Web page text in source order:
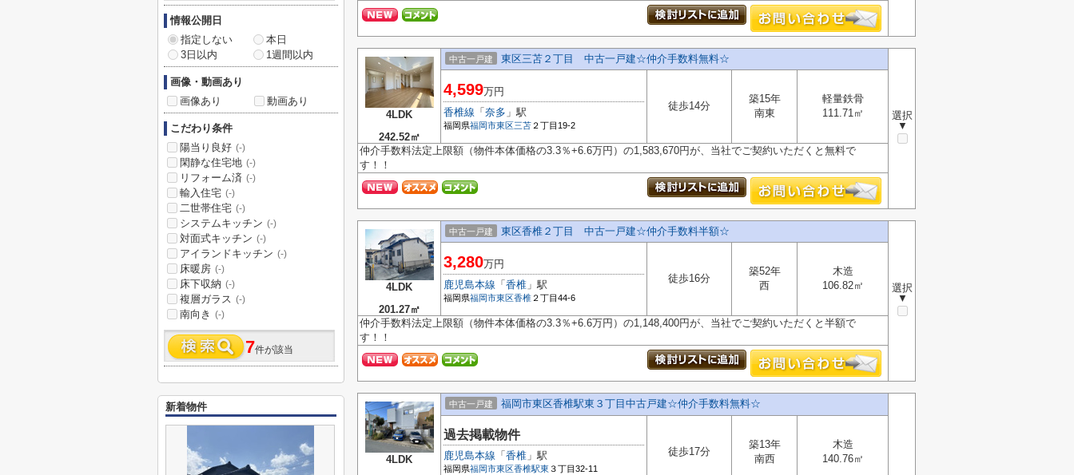
4LDK
242.52㎡
中古一戸建 東区三苫２丁目 中古一戸建☆仲介手数料無料☆
選択
▼
4,599万円
香椎線 「 奈多 」駅
福岡県福岡市東区 三苫 ２丁目19-2
徒歩14分
築15年
南東
軽量鉄骨
111.71㎡
仲介手数料法定上限額（物件本体価格の3.3％+6.6万円）の1,583,670円が、当社でご契約いただくと無料で
す！！
4LDK
201.27㎡
中古一戸建 東区香椎２丁目 中古一戸建☆仲介手数料半額☆
選択
▼
3,280万円
鹿児島本線 「 香椎 」駅
福岡県福岡市東区香椎 ２丁目44-6
徒歩16分
築52年
西
木造
106.82㎡
仲介手数料法定上限額（物件本体価格の3.3％+6.6万円）の1,148,400円が、当社でご契約いただくと半額で
す！！
4LDK
中古一戸建 福岡市東区香椎駅東３丁目中古戸建☆仲介手数料無料☆
過去掲載物件
鹿児島本線 「 香椎 」駅
福岡県福岡市東区香椎駅東３丁目32-11
徒歩17分
築13年
南西
木造
140.76㎡
情報公開日
指定しない
本日
3日以内
1週間以内
画像・動画あり
画像あり
動画あり
こだわり条件
陽当り良好 (-)
閑静な住宅地 (-)
リフォーム済 (-)
輸入住宅 (-)
二世帯住宅 (-)
システムキッチン (-)
対面式キッチン (-)
アイランドキッチン (-)
床暖房 (-)
床下収納 (-)
複層ガラス (-)
南向き (-)
7件が該当
新着物件